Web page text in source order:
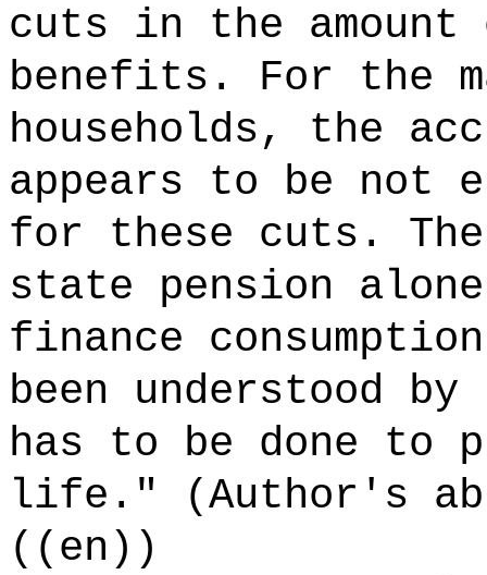
cuts in the
benefits. For the
households, the
appears to be not
for these cuts.
state pension
finance
been understood by
has to be done to
life." (Author's
((en))